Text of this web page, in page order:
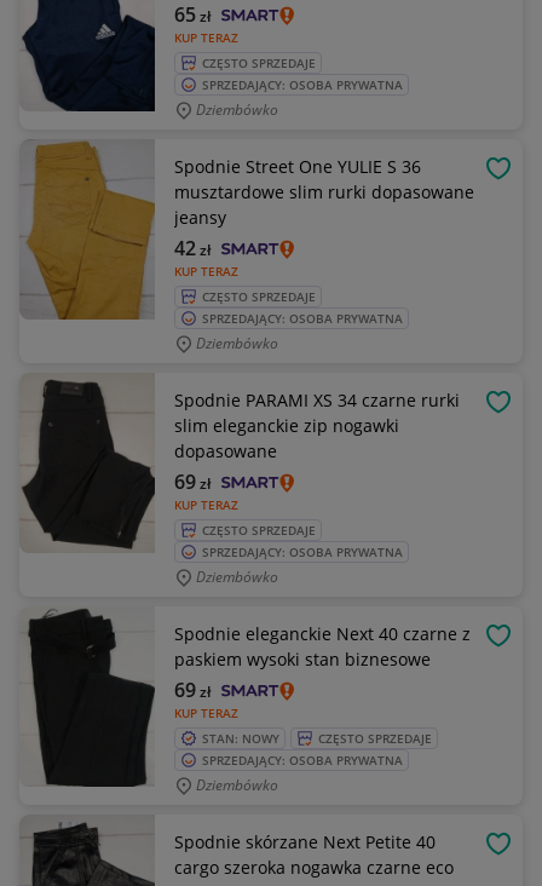
KUP TERAZ
65zł
CZĘSTO SPRZEDAJE
SPRZEDAJĄCY: OSOBA PRYWATNA
Dziembówko
Spodnie Street One YULIE S 36
musztardowe slim rurki dopasowane
jeansy
KUP TERAZ
42zł
CZĘSTO SPRZEDAJE
SPRZEDAJĄCY: OSOBA PRYWATNA
Dziembówko
Spodnie PARAMI XS 34 czarne rurki
slim eleganckie zip nogawki
dopasowane
KUP TERAZ
69zł
CZĘSTO SPRZEDAJE
SPRZEDAJĄCY: OSOBA PRYWATNA
Dziembówko
Spodnie eleganckie Next 40 czarne z
paskiem wysoki stan biznesowe
KUP TERAZ
69zł
STAN: NOWY
CZĘSTO SPRZEDAJE
SPRZEDAJĄCY: OSOBA PRYWATNA
Dziembówko
Spodnie skórzane Next Petite 40
cargo szeroka nogawka czarne eco